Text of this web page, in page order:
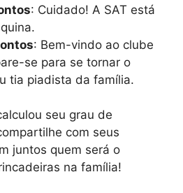
: Cuidado! A SAT está
: Bem-vindo ao clube
se para se tornar o
tia piadista da família.
seu grau de
com seus
juntos quem será o
na família!